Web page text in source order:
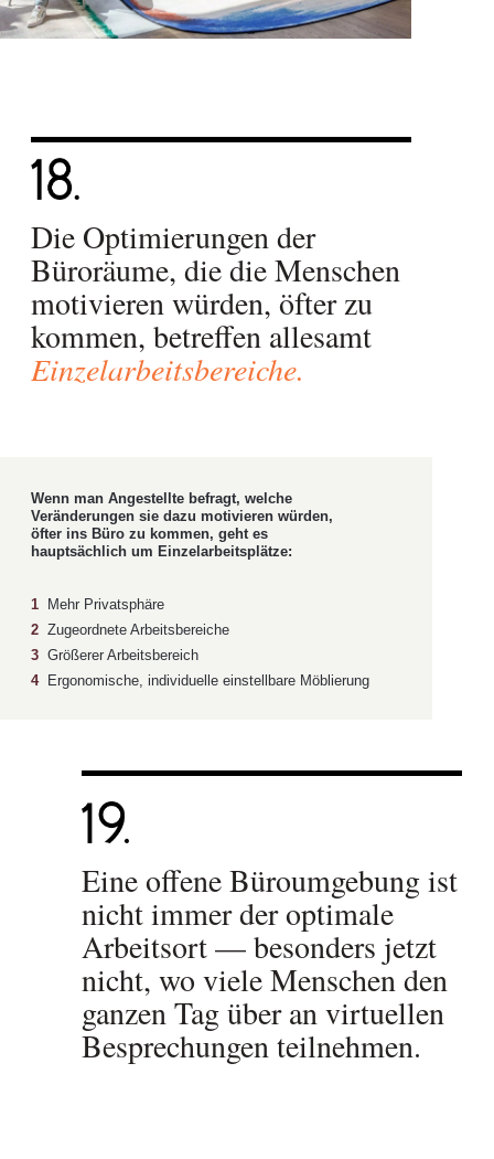
Wenn man Angestellte befragt, welche
Veränderungen sie dazu motivieren würden,
öfter ins Büro zu kommen, geht es
hauptsächlich um Einzelarbeitsplätze:
1 Mehr Privatsphäre
2 Zugeordnete Arbeitsbereiche
3 Größerer Arbeitsbereich
4Ergonomische, individuelle einstellbare Möblierung
Die Optimierungen der
Büroräume, die die Menschen
motivieren würden, öfter zu
kommen, betreffen allesamt
Einzelarbeitsbereiche.
Eine offene Büroumgebung ist
nicht immer der optimale
Arbeitsort — besonders jetzt
nicht, wo viele Menschen den
ganzen Tag über an virtuellen
Besprechungen teilnehmen.